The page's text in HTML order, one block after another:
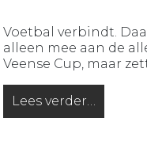
VRC
JO14-
5
8
VRC
JO11-
9
VRC
Voetbal verbindt.
alleen mee aan de
Veense Cup, maar
Lees verder…
from De Veense